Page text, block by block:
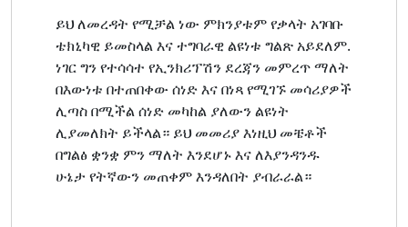
ይህ ለመረዳት የሚቻል ነው ምክንያቱም የቃላት አገባቡ
ቴክኒካዊ ይመስላል እና ተግባራዊ ልዩነቱ ግልጽ አይደለም.
ነገር ግን የተሳሳተ የኢንክሪፕሽን ደረጃን መምረጥ ማለት
በእውነቱ በተጠበቀው ሰነድ እና በነጻ የሚገኙ መሳሪያዎች
ሊጣስ በሚችል ሰነድ መካከል ያለውን ልዩነት
ሊያመለክት ይችላል። ይህ መመሪያ እነዚህ መቼቶች
በግልፅ ቋንቋ ምን ማለት እንደሆኑ እና ለእያንዳንዱ
ሁኔታ የትኛውን መጠቀም እንዳለበት ያብራራል።